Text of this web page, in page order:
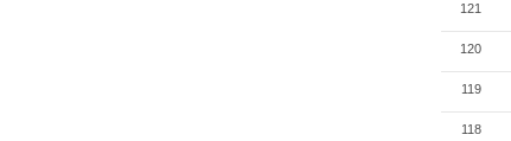
121
120
119
118